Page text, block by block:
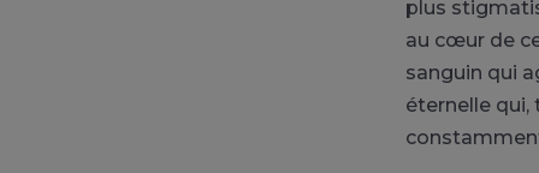
plus
au cœur de
sanguin qui
éternelle